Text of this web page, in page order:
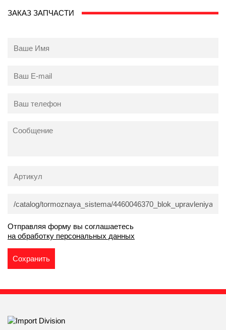
ЗАКАЗ ЗАПЧАСТИ
Отправляя форму вы соглашаетесь
на обработку персональных данных